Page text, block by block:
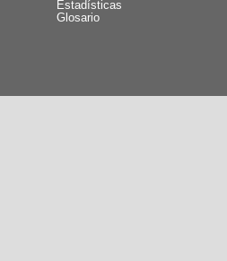
Estadísticas
Glosario